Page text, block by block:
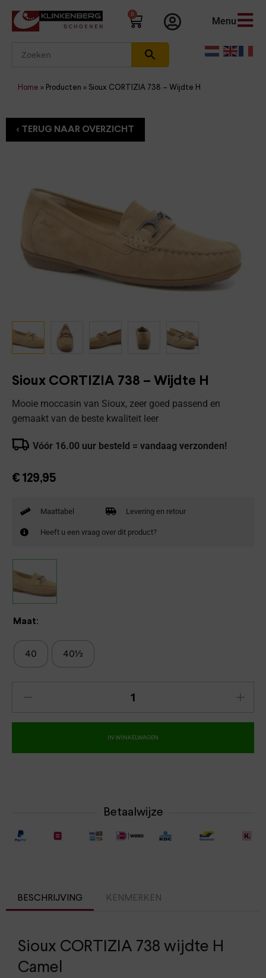
0
Menu
Home » Producten » Sioux CORTIZIA 738 – Wijdte H
Sioux CORTIZIA 738 – Wijdte H
Mooie moccasin van Sioux, zeer goed passend en
gemaakt van de beste kwaliteit leer
Vóór 16.00 uur besteld = vandaag verzonden!
€ 129,95
Maattabel Levering en retour
Heeft u een vraag over dit product?
Maat:
40 40½
IN WINKELWAGEN
Betaalwijze
BESCHRIJVING KENMERKEN
Sioux CORTIZIA 738 wijdte H
Camel